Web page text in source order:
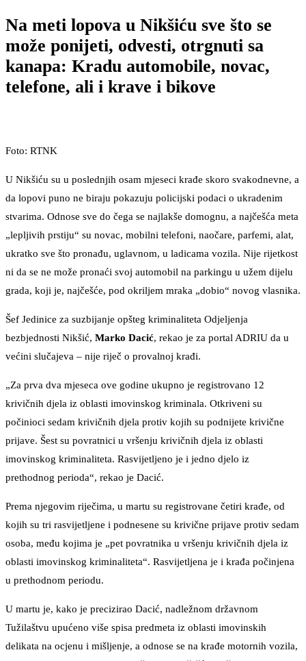
Na meti lopova u Nikšiću sve što se
može ponijeti, odvesti, otrgnuti sa
kanapa: Kradu automobile, novac,
telefone, ali i krave i bikove
Foto: RTNK
U Nikšiću su u poslednjih osam mjeseci krađe skoro svakodnevne, a
da lopovi puno ne biraju pokazuju policijski podaci o ukradenim
stvarima. Odnose sve do čega se najlakše domognu, a najčešća meta
„lepljivih prstiju“ su novac, mobilni telefoni, naočare, parfemi, alat,
ukratko sve što pronađu, uglavnom, u ladicama vozila. Nije rijetkost
ni da se ne može pronaći svoj automobil na parkingu u užem dijelu
grada, koji je, najčešće, pod okriljem mraka „dobio“ novog vlasnika.
Šef Jedinice za suzbijanje opšteg kriminaliteta Odjeljenja
bezbjednosti Nikšić, Marko Dacić, rekao je za portal ADRIU da u
većini slučajeva – nije riječ o provalnoj krađi.
„Za prva dva mjeseca ove godine ukupno je registrovano 12
krivičnih djela iz oblasti imovinskog kriminala. Otkriveni su
počinioci sedam krivičnih djela protiv kojih su podnijete krivične
prijave. Šest su povratnici u vršenju krivičnih djela iz oblasti
imovinskog kriminaliteta. Rasvijetljeno je i jedno djelo iz
prethodnog perioda“, rekao je Dacić.
Prema njegovim riječima, u martu su registrovane četiri krađe, od
kojih su tri rasvijetljene i podnesene su krivične prijave protiv sedam
osoba, među kojima je „pet povratnika u vršenju krivičnih djela iz
oblasti imovinskog kriminaliteta“. Rasvijetljena je i krađa počinjena
u prethodnom periodu.
U martu je, kako je precizirao Dacić, nadležnom državnom
Tužilaštvu upućeno više spisa predmeta iz oblasti imovinskih
delikata na ocjenu i mišljenje, a odnose se na krađe motornih vozila,